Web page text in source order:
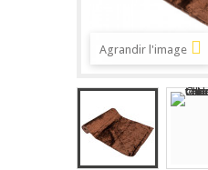
Agrandir l'image